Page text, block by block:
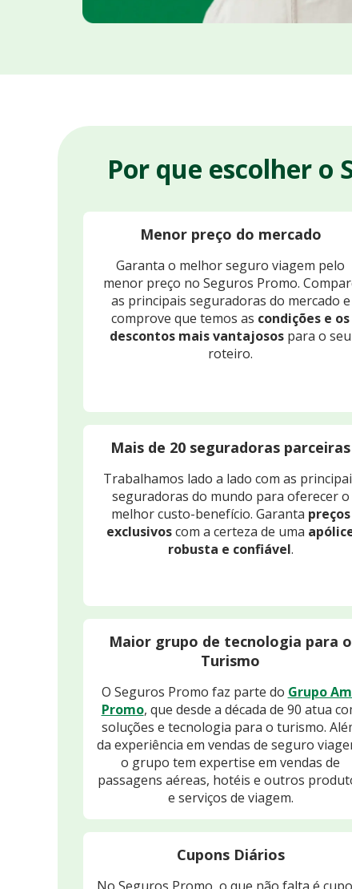
Por que escolher o
Menor preço do mercado
Garanta o melhor seguro viagem pelo
menor preço no Seguros Promo.
as principais seguradoras do mercado e
comprove que temos as condições e os
descontos mais vantajosos para o seu
roteiro.
Mais de 20 seguradoras parceiras
Trabalhamos lado a lado com as
seguradoras do mundo para oferecer o
melhor custo-benefício. Garanta preços
exclusivoscom a certeza de uma
robusta e confiável.
Maior grupo de tecnologia para o
Turismo
O Seguros Promo faz parte do Grupo
Promo, que desde a década de 90 atua
soluções e tecnologia para o turismo.
da experiência em vendas de seguro
o grupo tem expertise em vendas de
passagens aéreas, hotéis e outros
e serviços de viagem.
Cupons Diários